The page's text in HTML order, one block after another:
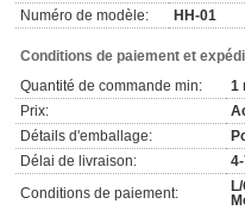
Numéro de modèle:
HH-01
Conditions de paiement et
Quantité de commande min:
1
Prix:
Détails d'emballage:
Délai de livraison:
Conditions de paiement: